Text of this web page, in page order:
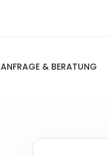
ANFRAGE & BERATUNG